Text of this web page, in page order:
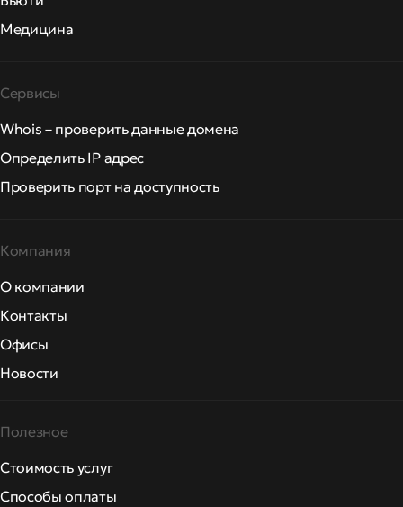
Медицина
Сервисы
Whois – проверить данные домена
Определить IP адрес
Проверить порт на доступность
Компания
О компании
Контакты
Офисы
Новости
Полезное
Стоимость услуг
Способы оплаты